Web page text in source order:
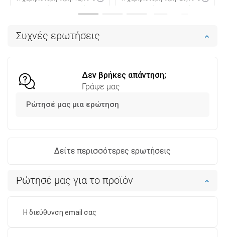
Συχνές ερωτήσεις
Δεν βρήκες απάντηση;
Γράψε μας
Ρώτησέ μας μια ερώτηση
Δείτε περισσότερες ερωτήσεις
Ρώτησέ μας για το προϊόν